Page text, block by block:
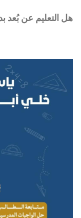
هل التعليم عن بُعد